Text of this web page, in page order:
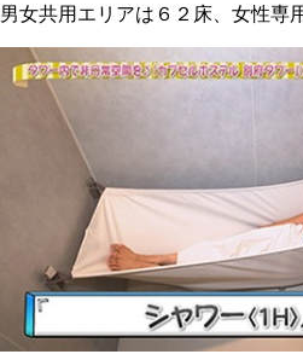
男女共用エリアは６２床、女性専